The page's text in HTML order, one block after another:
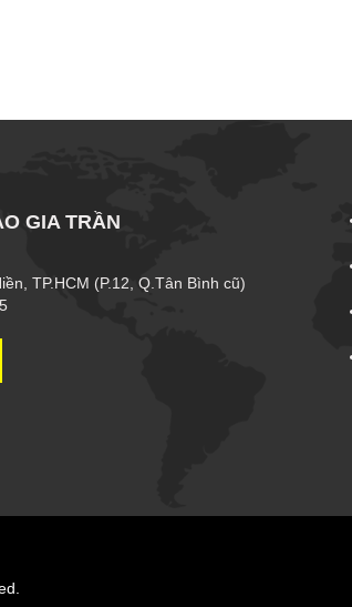
GIA TRẦN
TP.HCM (P.12, Q.Tân Bình cũ)